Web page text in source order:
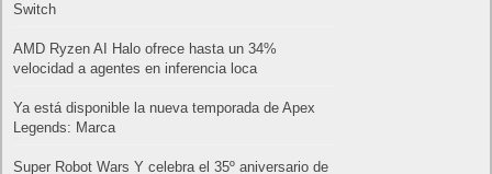
Switch
AMD Ryzen AI Halo ofrece hasta un 34%
velocidad a agentes en inferencia loca
Ya está disponible la nueva temporada de Apex
Legends: Marca
Super Robot Wars Y celebra el 35º aniversario de